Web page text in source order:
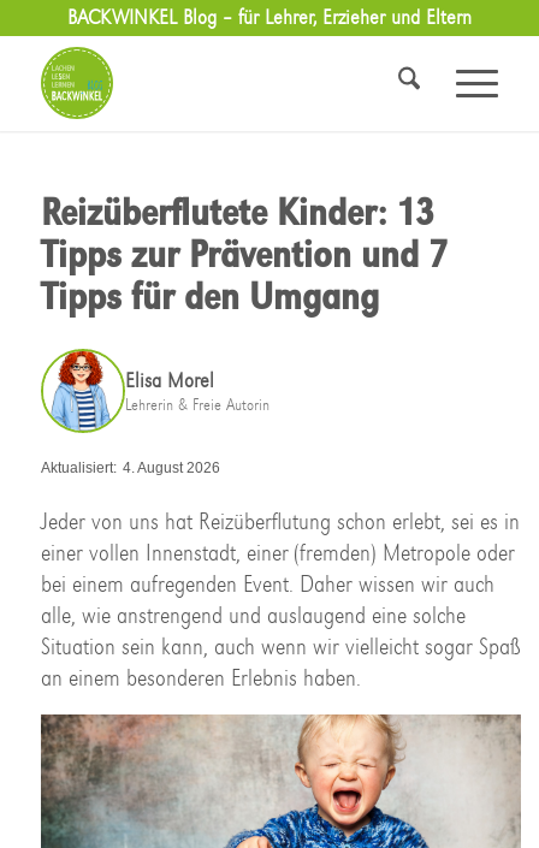
BACKWINKEL Blog – für Lehrer, Erzieher und Eltern
Reizüberflutete Kinder: 13
Tipps zur Prävention und 7
Tipps für den Umgang
Elisa Morel
Lehrerin & Freie Autorin
Aktualisiert: 4. August 2026
Jeder von uns hat Reizüberflutung schon erlebt, sei es in
einer vollen Innenstadt, einer (fremden) Metropole oder
bei einem aufregenden Event. Daher wissen wir auch
alle, wie anstrengend und auslaugend eine solche
Situation sein kann, auch wenn wir vielleicht sogar Spaß
an einem besonderen Erlebnis haben.